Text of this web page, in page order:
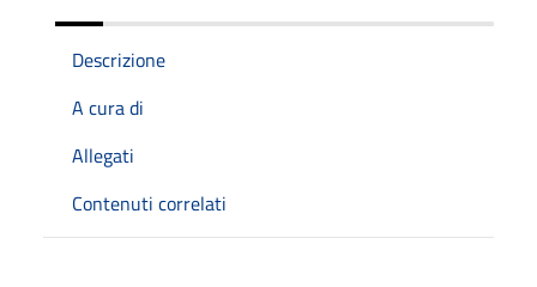
Descrizione
A cura di
Allegati
Contenuti correlati